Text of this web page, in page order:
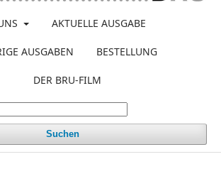
AKTUELLE AUSGABE
AUSGABEN BESTELLUNG
DER BRU-FILM
Suchen